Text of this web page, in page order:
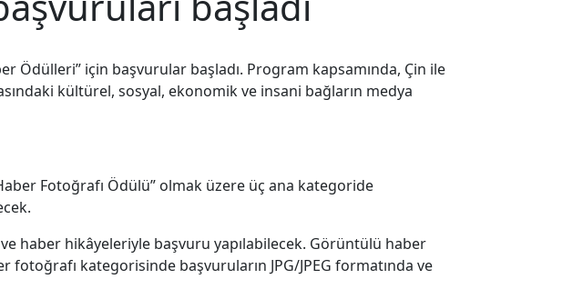
Ödülleri” için başvurular başladı. Program kapsamında, Çin ile
kültürel, sosyal, ekonomik ve insani bağların medya
Fotoğrafı Ödülü” olmak üzere üç ana kategoride
ve haber hikâyeleriyle başvuru yapılabilecek. Görüntülü haber
kategorisinde başvuruların JPG/JPEG formatında ve